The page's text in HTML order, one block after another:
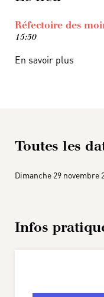
Réfectoire des
15:30
En savoir plus
Toutes les
Dimanche 29 novembre
Infos